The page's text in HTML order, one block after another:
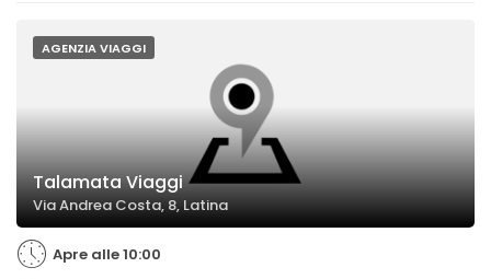
AGENZIA VIAGGI
Talamata Viaggi
Via Andrea Costa, 8, Latina
Apre alle 10:00